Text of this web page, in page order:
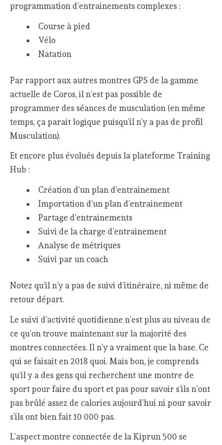
programmation d’entrainements complexes :
Course à pied
Vélo
Natation
Par rapport aux autres montres GPS de la gamme
actuelle de Coros, il n’est pas possible de
programmer des séances de musculation (en même
temps, ça parait logique puisqu’il n’y a pas de profil
Musculation).
Et encore plus évolués depuis la plateforme Training
Hub :
Création d’un plan d’entrainement
Importation d’un plan d’entrainement
Partage d’entrainements
Suivi de la charge d’entrainement
Analyse de métriques
Suivi par un coach
Notez qu’il n’y a pas de suivi d’itinéraire, ni même de
retour départ.
Le suivi d’activité quotidienne n’est plus au niveau de
ce qu’on trouve maintenant sur la majorité des
montres connectées. Il n’y a vraiment que la base. Ce
qui se faisait en 2018 quoi. Mais bon, je comprends
qu’il y a des gens qui recherchent une montre de
sport pour faire du sport et pas pour savoir s’ils n’ont
pas brûlé assez de calories aujourd’hui ni pour savoir
s’ils ont bien fait 10 000 pas.
L’aspect montre connectée de la Kiprun 500 se